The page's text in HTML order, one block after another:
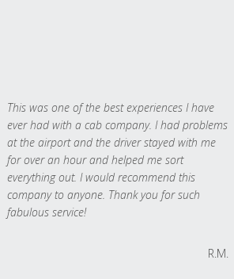
This was one of the best experiences I have
ever had with a cab company. I had problems
at the airport and the driver stayed with me
for over an hour and helped me sort
everything out. I would recommend this
company to anyone. Thank you for such
fabulous service!
R.M.